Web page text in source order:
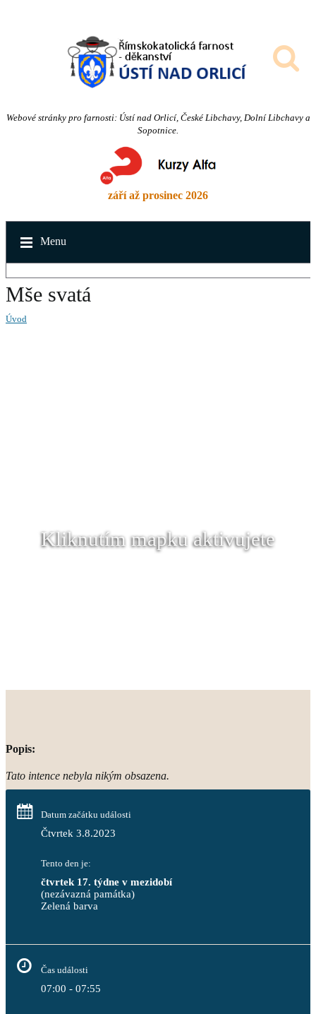
Webové stránky pro farnosti: Ústí nad Orlicí, České Libchavy, Dolní Libchavy a
Sopotnice.
září až prosinec 2026
Menu
Mše svatá
Úvod
Kliknutím mapku aktivujete
Popis:
Tato intence nebyla nikým obsazena.
Datum začátku události
Čtvrtek 3.8.2023
Tento den je:
čtvrtek 17. týdne v mezidobí
(nezávazná památka)
Zelená barva
Čas události
07:00 - 07:55